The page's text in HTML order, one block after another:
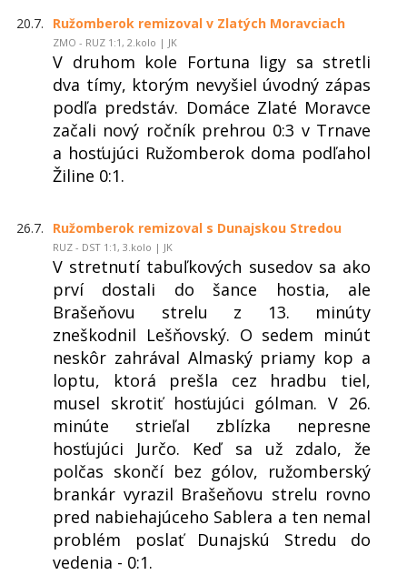
20.7. Ružomberok remizoval v Zlatých Moravciach
ZMO - RUZ 1:1, 2.kolo | JK
V druhom kole Fortuna ligy sa stretli
dva tímy, ktorým nevyšiel úvodný zápas
podľa predstáv. Domáce Zlaté Moravce
začali nový ročník prehrou 0:3 v Trnave
a hosťujúci Ružomberok doma podľahol
Žiline 0:1.
26.7. Ružomberok remizoval s Dunajskou Stredou
RUZ - DST 1:1, 3.kolo | JK
V stretnutí tabuľkových susedov sa ako
prví dostali do šance hostia, ale
Brašeňovu strelu z 13. minúty
zneškodnil Lešňovský. O sedem minút
neskôr zahrával Almaský priamy kop a
loptu, ktorá prešla cez hradbu tiel,
musel skrotiť hosťujúci gólman. V 26.
minúte strieľal zblízka nepresne
hosťujúci Jurčo. Keď sa už zdalo, že
polčas skončí bez gólov, ružomberský
brankár vyrazil Brašeňovu strelu rovno
pred nabiehajúceho Sablera a ten nemal
problém poslať Dunajskú Stredu do
vedenia - 0:1.